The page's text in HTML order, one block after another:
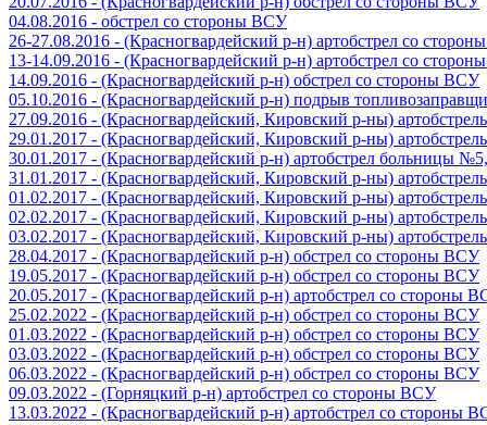
04.08.2016 - обстрел со стороны ВСУ
26-27.08.2016 - (Красногвардейский р-н) артобстрел со
13-14.09.2016 - (Красногвардейский р-н) артобстрел со
14.09.2016 - (Красногвардейский р-н) обстрел со стороны ВСУ
05.10.2016 - (Красногвардейский р-н) подрыв
27.09.2016 - (Красногвардейский, Кировский р-ны)
29.01.2017 - (Красногвардейский, Кировский р-ны)
30.01.2017 - (Красногвардейский р-н) артобстрел больницы
31.01.2017 - (Красногвардейский, Кировский р-ны)
01.02.2017 - (Красногвардейский, Кировский р-ны)
02.02.2017 - (Красногвардейский, Кировский р-ны)
03.02.2017 - (Красногвардейский, Кировский р-ны)
28.04.2017 - (Красногвардейский р-н) обстрел со стороны ВСУ
19.05.2017 - (Красногвардейский р-н) обстрел со стороны ВСУ
20.05.2017 - (Красногвардейский р-н) артобстрел со стороны
25.02.2022 - (Красногвардейский р-н) обстрел со стороны ВСУ
01.03.2022 - (Красногвардейский р-н) обстрел со стороны ВСУ
03.03.2022 - (Красногвардейский р-н) обстрел со стороны ВСУ
06.03.2022 - (Красногвардейский р-н) обстрел со стороны ВСУ
09.03.2022 - (Горняцкий р-н) артобстрел со стороны ВСУ
13.03.2022 - (Красногвардейский р-н) артобстрел со стороны